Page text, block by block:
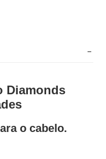
Diamonds
o cabelo.